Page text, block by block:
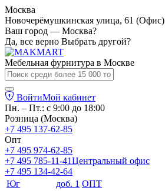
Москва
Новочерёмушкинская улица, 61 (Офис)
Ваш город — Москва?
Да, все верно Выбрать другой?
Мебельная фурнитура в Москве
ВойтиМой кабинет
Пн. – Пт.: с 9:00 до 18:00
Розница (Москва)
+7 495 137-62-85
Опт
+7 495 974-62-85
+7 495 785-11-41Центральный офис
+7 495 134-42-64
Юг
доб. 1 ОПТ